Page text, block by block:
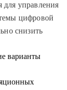
управления
цифровой
снизить
варианты